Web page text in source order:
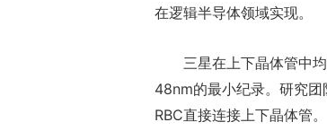
在逻辑半导体领域实现。
三星在上下晶体管中
48nm的最小纪录。研究
RBC直接连接上下晶体管。